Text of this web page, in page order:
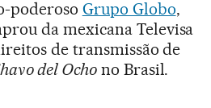
poderoso Grupo Globo,
da mexicana Televisa
de transmissão de
del Ochono Brasil.